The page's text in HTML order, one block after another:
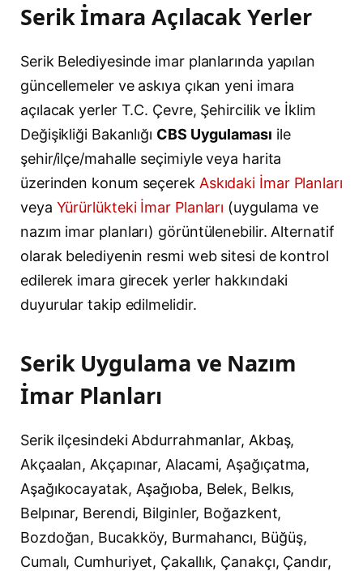
Serik İmara Açılacak Yerler
Serik Belediyesinde imar planlarında yapılan
güncellemeler ve askıya çıkan yeni imara
açılacak yerler T.C. Çevre, Şehircilik ve İklim
Değişikliği Bakanlığı CBS Uygulaması ile
şehir/ilçe/mahalle seçimiyle veya harita
üzerinden konum seçerek Askıdaki İmar Planları
veya Yürürlükteki İmar Planları (uygulama ve
nazım imar planları) görüntülenebilir. Alternatif
olarak belediyenin resmi web sitesi de kontrol
edilerek imara girecek yerler hakkındaki
duyurular takip edilmelidir.
Serik Uygulama ve Nazım
İmar Planları
Serik ilçesindeki Abdurrahmanlar, Akbaş,
Akçaalan, Akçapınar, Alacami, Aşağıçatma,
Aşağıkocayatak, Aşağıoba, Belek, Belkıs,
Belpınar, Berendi, Bilginler, Boğazkent,
Bozdoğan, Bucakköy, Burmahancı, Büğüş,
Cumalı, Cumhuriyet, Çakallık, Çanakçı, Çandır,